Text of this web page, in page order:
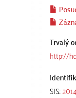
Trvalý
http://
SIS: